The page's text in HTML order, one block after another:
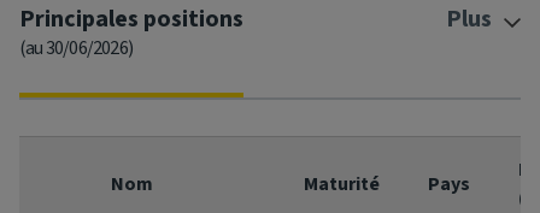
Principales positions
(au 30/06/2026)
Plus
Nom Maturité Pays